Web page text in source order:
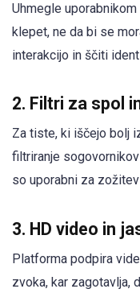
Uhmegle
klepet, ne da bi se
interakcijo in ščiti
2. Filtri za spol
Za tiste, ki iščejo bolj
filtriranje
so uporabni za
3. HD video in
Platforma podpira
zvoka, kar zagotavlja,